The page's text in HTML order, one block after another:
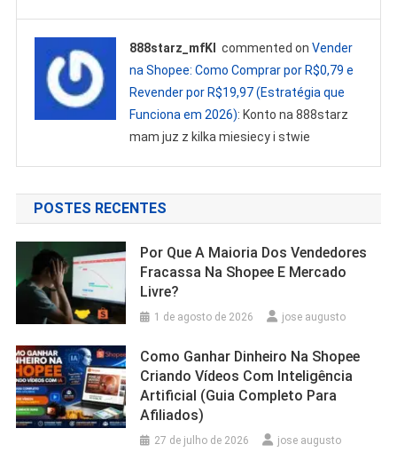
888starz_mfKl commented onVender
na Shopee: Como Comprar por R$0,79 e
Revender por R$19,97 (Estratégia que
Funciona em 2026): Konto na 888starz
mam juz z kilka miesiecy i stwie
POSTES RECENTES
Por Que A Maioria Dos Vendedores
Fracassa Na Shopee E Mercado
Livre?
1 de agosto de 2026 jose augusto
Como Ganhar Dinheiro Na Shopee
Criando Vídeos Com Inteligência
Artificial (Guia Completo Para
Afiliados)
27 de julho de 2026 jose augusto